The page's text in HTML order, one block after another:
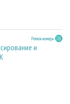
Регион номера
и